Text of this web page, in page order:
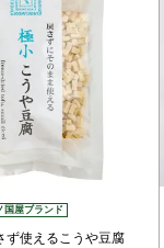
国屋ブランド
使えるこうや豆腐